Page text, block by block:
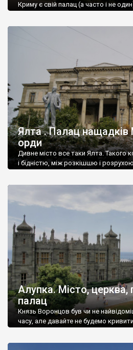
Криму є свій палац (а часто і не
Ялта . Палац нащадків
орди
Дивне місто все таки Ялта. Такого
і бідністю, між розкішшю і
Алупка. Місто, церква,
палац
Князь Воронцов був чи не
часу, але давайте не будемо